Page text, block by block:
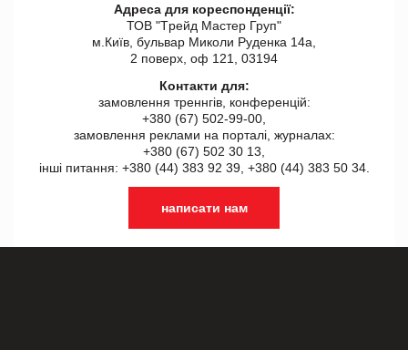
Адреса для кореспонденції:
ТОВ "Tрейд Мастер Груп"
м.Київ, бульвар Миколи Руденка 14а,
2 поверх, оф 121, 03194
Контакти для:
замовлення треннгів, конференцій:
+380 (67) 502-99-00,
замовлення реклами на порталі, журналах:
+380 (67) 502 30 13,
інші питання: +380 (44) 383 92 39, +380 (44) 383 50 34.
написати нам